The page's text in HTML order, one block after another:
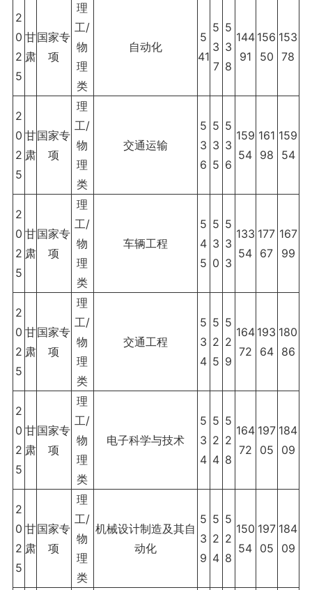
2
0
2
5
甘
肃
国家专
项
理
工/
物
理
类
自动化
5
41
5
3
7
5
3
8
144
91
156
50
153
78
2
0
2
5
甘
肃
国家专
项
理
工/
物
理
类
交通运输
5
3
6
5
3
5
5
3
6
159
54
161
98
159
54
2
0
2
5
甘
肃
国家专
项
理
工/
物
理
类
车辆工程
5
4
5
5
3
0
5
3
3
133
54
177
67
167
99
2
0
2
5
甘
肃
国家专
项
理
工/
物
理
类
交通工程
5
3
4
5
2
5
5
2
9
164
72
193
64
180
86
2
0
2
5
甘
肃
国家专
项
理
工/
物
理
类
电子科学与技术
5
3
4
5
2
4
5
2
8
164
72
197
05
184
09
2
0
2
5
甘
肃
国家专
项
理
工/
物
理
类
机械设计制造及其自
动化
5
3
9
5
2
4
5
2
8
150
54
197
05
184
09